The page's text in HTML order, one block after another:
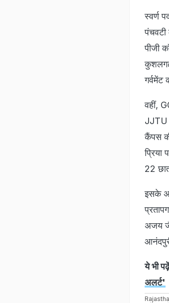
स्वर्ण
पंचवटी
पीजी
कुशलगढ़
गर्वमेंट
वहीं,
JJTU
कैंपस
प्रिया
22
इसके
अजय
ये भी
अलर्ट'